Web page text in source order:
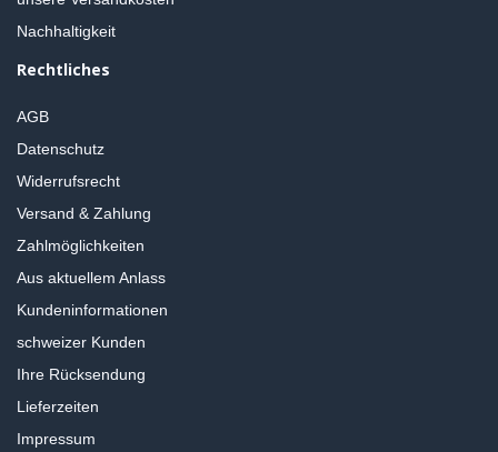
Nachhaltigkeit
Rechtliches
AGB
Datenschutz
Widerrufsrecht
Versand & Zahlung
Zahlmöglichkeiten
Aus aktuellem Anlass
Kundeninformationen
schweizer Kunden
Ihre Rücksendung
Lieferzeiten
Impressum